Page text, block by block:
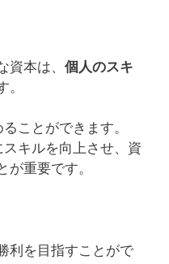
本は、 個人のスキ
ことができます。
キルを向上させ、資
が重要です。
利を目指すことがで